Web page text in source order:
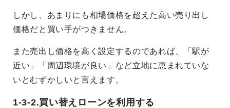
しかし、あまりにも相場価格を超えた高い売り出し
価格だと買い手がつきません。
また売出し価格を高く設定するのであれば、「駅が
近い」「周辺環境が良い」など立地に恵まれていな
いとむずかしいと言えます。
1-3-2.買い替えローンを利用する